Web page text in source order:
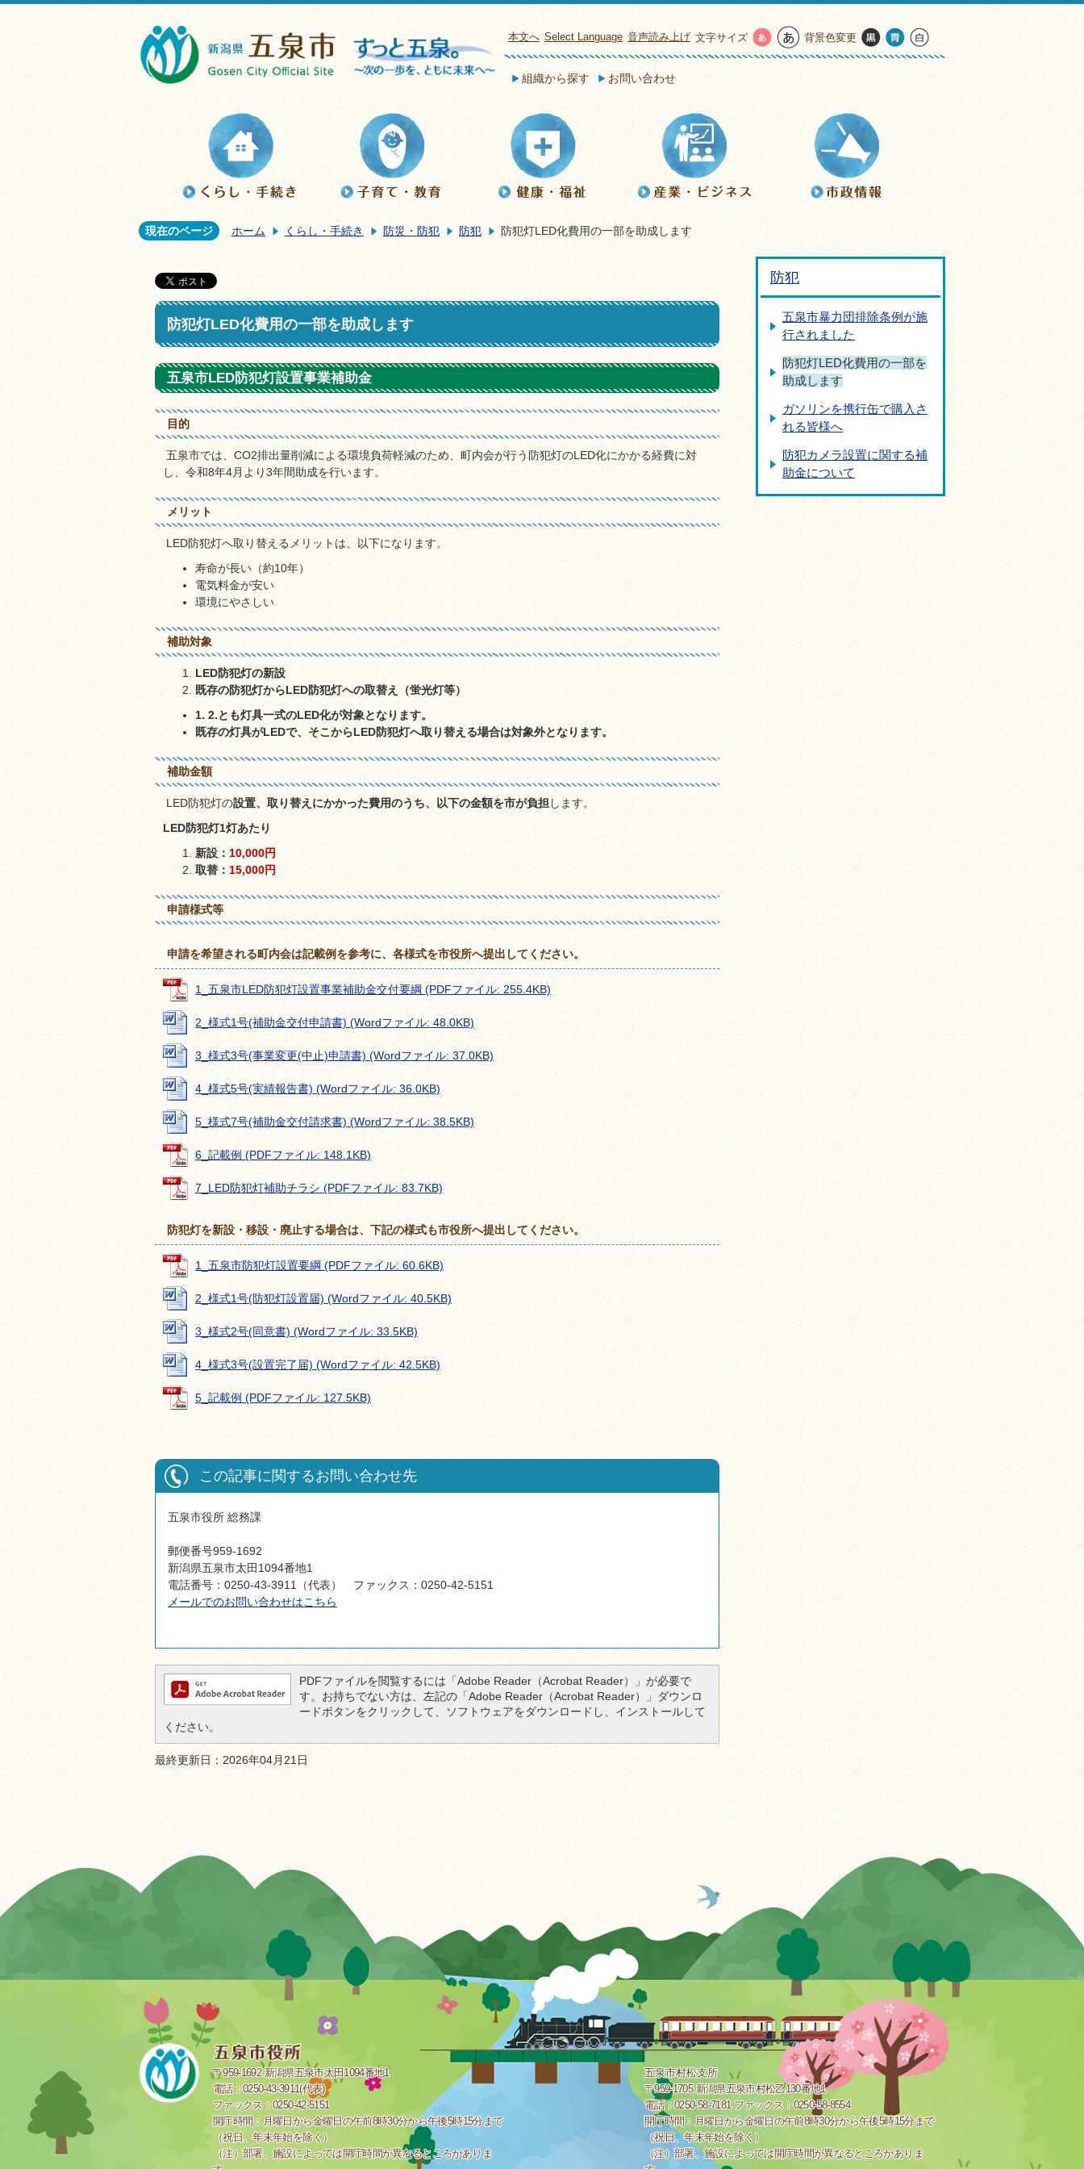
本文へ Select Language 音声読み上げ 文字サイズ 背景色変更
組織から探す お問い合わせ
現在のページ ホーム くらし・手続き 防災・防犯 防犯 防犯灯LED化費用の一部を助成します
防犯灯LED化費用の一部を助成します
五泉市LED防犯灯設置事業補助金
目的
五泉市では、CO2排出量削減による環境負荷軽減のため、町内会が行う防犯灯のLED化にかかる経費に対
し、令和8年4月より3年間助成を行います。
メリット
LED防犯灯へ取り替えるメリットは、以下になります。
寿命が長い（約10年）
電気料金が安い
環境にやさしい
補助対象
LED防犯灯の新設
既存の防犯灯からLED防犯灯への取替え（蛍光灯等）
1. 2.とも灯具一式のLED化が対象となります。
既存の灯具がLEDで、そこからLED防犯灯へ取り替える場合は対象外となります。
補助金額
LED防犯灯の設置、取り替えにかかった費用のうち、以下の金額を市が負担 します。
LED防犯灯1灯あたり
新設： 10,000円
取替： 15,000円
申請様式等
申請を希望される町内会は記載例を参考に、各様式を市役所へ提出してください。
1_五泉市LED防犯灯設置事業補助金交付要綱 (PDFファイル: 255.4KB)
2_様式1号(補助金交付申請書) (Wordファイル: 48.0KB)
3_様式3号(事業変更(中止)申請書) (Wordファイル: 37.0KB)
4_様式5号(実績報告書) (Wordファイル: 36.0KB)
5_様式7号(補助金交付請求書) (Wordファイル: 38.5KB)
6_記載例 (PDFファイル: 148.1KB)
7_LED防犯灯補助チラシ (PDFファイル: 83.7KB)
防犯灯を新設・移設・廃止する場合は、下記の様式も市役所へ提出してください。
1_五泉市防犯灯設置要綱 (PDFファイル: 60.6KB)
2_様式1号(防犯灯設置届) (Wordファイル: 40.5KB)
3_様式2号(同意書) (Wordファイル: 33.5KB)
4_様式3号(設置完了届) (Wordファイル: 42.5KB)
5_記載例 (PDFファイル: 127.5KB)
この記事に関するお問い合わせ先
五泉市役所 総務課
郵便番号959-1692
新潟県五泉市太田1094番地1
電話番号：0250-43-3911（代表） ファックス：0250-42-5151
メールでのお問い合わせはこちら
PDFファイルを閲覧するには「Adobe Reader（Acrobat Reader）」が必要で
す。お持ちでない方は、左記の「Adobe Reader（Acrobat Reader）」ダウンロ
ードボタンをクリックして、ソフトウェアをダウンロードし、インストールして
ください。
最終更新日：2026年04月21日
防犯
五泉市暴力団排除条例が施
行されました
防犯灯LED化費用の一部を
助成します
ガソリンを携行缶で購入さ
れる皆様へ
防犯カメラ設置に関する補
助金について
〒959-1692 新潟県五泉市太田1094番地1
電話：0250-43-3911(代表)
ファックス：0250-42-5151
開庁時間：月曜日から金曜日の午前8時30分から午後5時15分まで
（祝日、年末年始を除く）
（注）部署、施設によっては開庁時間が異なるところがありま
五泉市村松支所
〒959-1705 新潟県五泉市村松乙130番地1
電話：0250-58-7181 ファックス：0250-58-8554
開庁時間：月曜日から金曜日の午前8時30分から午後5時15分まで
（祝日、年末年始を除く）
（注）部署、施設によっては開庁時間が異なるところがありま